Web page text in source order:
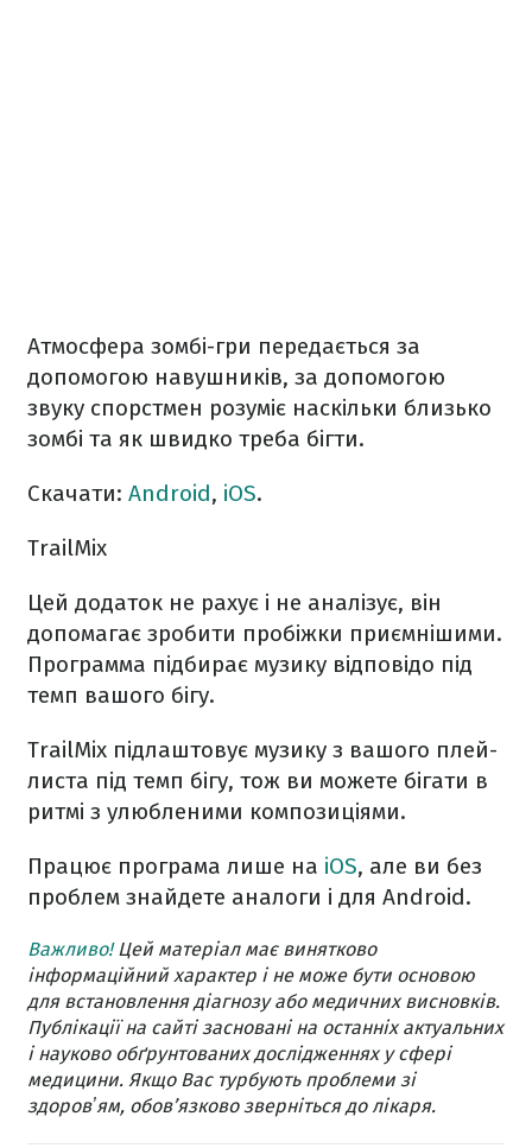
Атмосфера зомбі-гри передається за
допомогою навушників, за допомогою
звуку спорстмен розуміє наскільки близько
зомбі та як швидко треба бігти.
Скачати: Android, iOS.
TrailMix
Цей додаток не рахує і не аналізує, він
допомагає зробити пробіжки приємнішими.
Программа підбирає музику відповідо під
темп вашого бігу.
TrailMix підлаштовує музику з вашого плей-
листа під темп бігу, тож ви можете бігати в
ритмі з улюбленими композиціями.
Працює програма лише на iOS, але ви без
проблем знайдете аналоги і для Android.
Важливо!Цей матеріал має винятково
інформаційний характер і не може бути основою
для встановлення діагнозу або медичних висновків.
Публікації на сайті засновані на останніх актуальних
і науково обґрунтованих дослідженнях у сфері
медицини. Якщо Вас турбують проблеми зі
здоровʼям, обов’язково зверніться до лікаря.